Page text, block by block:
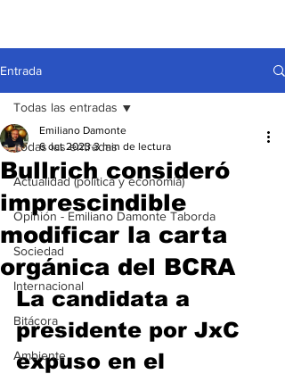
Entrada
Todas las entradas
Actualidad (política y economía)
Opinión - Emiliano Damonte Taborda
Sociedad
Internacional
Bitácora
Ambiente
Todas las entradas
Bullrich consideró
imprescindible
modificar la carta
orgánica del BCRA
Emiliano Damonte
6 oct 2023 3 min de lectura
La candidata a
presidente por JxC
expuso en el